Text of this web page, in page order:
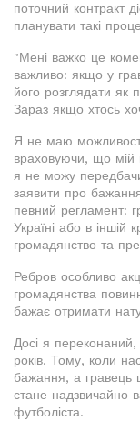
поточний контракт
планувати такі
"Мені важко це
важливо: якщо у
його розглядати як
Зараз якщо хтось
Я не маю можливості
враховуючи, що мій
я не можу
заявити про
певний регламент:
Україні або в іншій
громадянство та
Ребров особливо
громадянства
бажає отримати
Досі я
років. Тому, коли
бажання, а гравець
стане надзвичайно
футболіста.